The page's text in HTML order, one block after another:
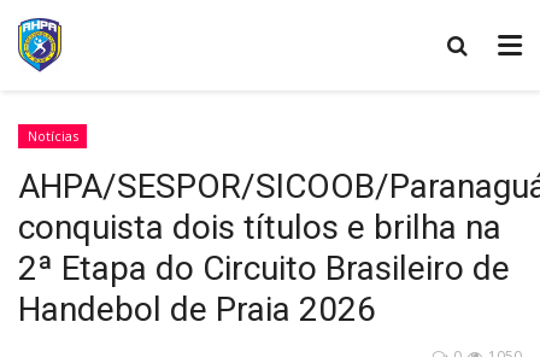
Notícias
AHPA/SESPOR/SICOOB/
conquista dois títulos e brilha na
2ª Etapa do Circuito Brasileiro de
Handebol de Praia 2026